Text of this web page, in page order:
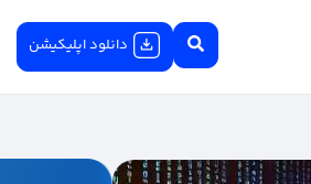
دانلود اپلیکیشن